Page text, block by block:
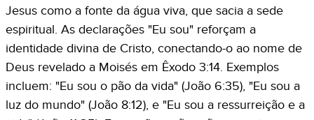
Jesus como a fonte da água viva, que sacia a sede
espiritual. As declarações "Eu sou" reforçam a
identidade divina de Cristo, conectando-o ao nome de
Deus revelado a Moisés em Êxodo 3:14. Exemplos
incluem: "Eu sou o pão da vida" (João 6:35), "Eu sou a
luz do mundo" (João 8:12), e "Eu sou a ressurreição e a